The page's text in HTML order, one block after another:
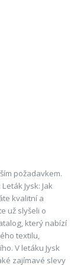
požadavkem.
Jysk: Jak
kvalitní a
už slyšeli o
který nabízí
textilu,
V letáku Jysk
zajímavé slevy